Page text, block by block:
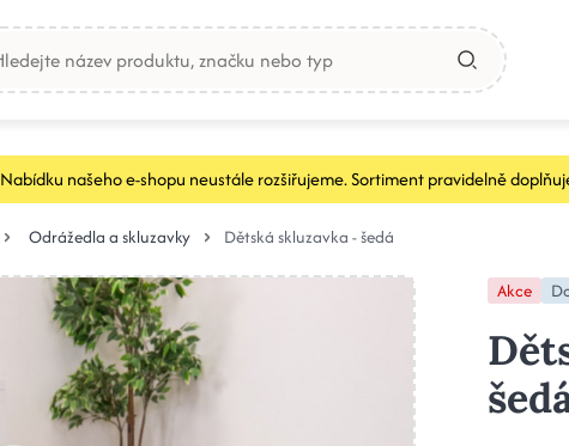
Nabídku našeho e-shopu neustále rozšiřujeme. Sortiment pravidelně
Odrážedla a skluzavky Dětská skluzavka - šedá
Akce